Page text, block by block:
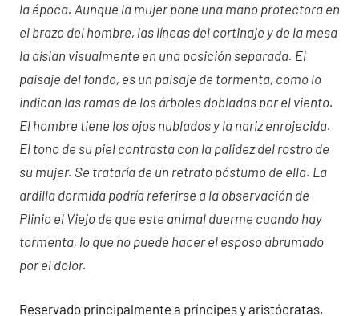
la época. Aunque la mujer pone una mano protectora en
el brazo del hombre, las líneas del cortinaje y de la mesa
la aíslan visualmente en una posición separada. El
paisaje del fondo, es un paisaje de tormenta, como lo
indican las ramas de los árboles dobladas por el viento.
El hombre tiene los ojos nublados y la nariz enrojecida.
El tono de su piel contrasta con la palidez del rostro de
su mujer. Se trataría de un retrato póstumo de ella. La
ardilla dormida podría referirse a la observación de
Plinio el Viejo de que este animal duerme cuando hay
tormenta, lo que no puede hacer el esposo abrumado
por el dolor.
Reservado principalmente a príncipes y aristócratas,